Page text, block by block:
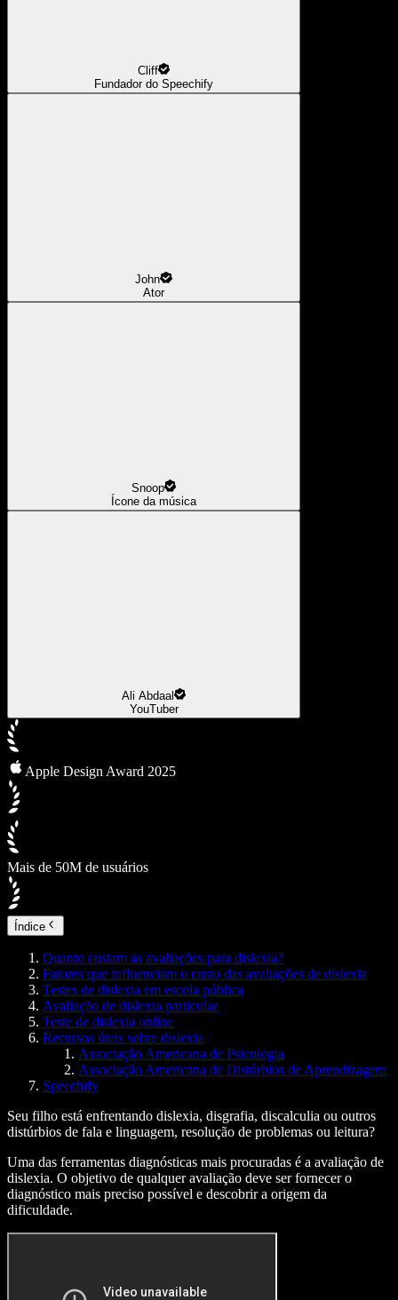
Cliff
Fundador do Speechify
John
Ator
Snoop
Ícone da música
Ali Abdaal
YouTuber
Apple Design Award 2025
Mais de 50M de usuários
Índice
Quanto custam as avaliações para dislexia?
Fatores que influenciam o custo das avaliações de dislexia
Testes de dislexia em escola pública
Avaliação de dislexia particular
Teste de dislexia online
Recursos úteis sobre dislexia
Associação Americana de Psicologia
Associação Americana de Distúrbios de Aprendizagem
Speechify
Seu filho está enfrentando dislexia, disgrafia, discalculia ou outros
distúrbios de fala e linguagem, resolução de problemas ou leitura?
Uma das ferramentas diagnósticas mais procuradas é a avaliação de
dislexia. O objetivo de qualquer avaliação deve ser fornecer o
diagnóstico mais preciso possível e descobrir a origem da
dificuldade.